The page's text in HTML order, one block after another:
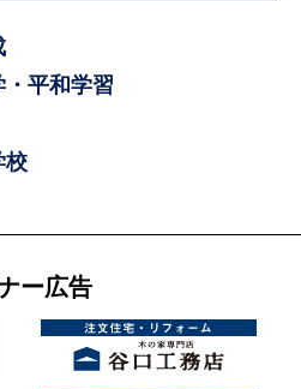
平和学習
校
ー広告